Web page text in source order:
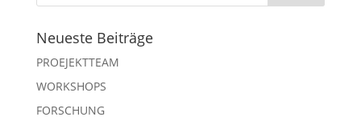
Neueste Beiträge
PROEJEKTTEAM
WORKSHOPS
FORSCHUNG